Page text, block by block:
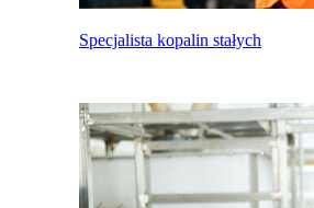
Specjalista kopalin stałych